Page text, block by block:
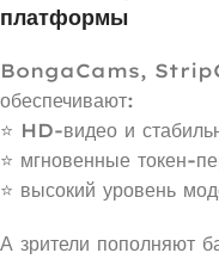
платформы
BongaCams,
обеспечивают:
⭐ HD-видео и
⭐ мгновенные токен-
⭐ высокий уровень
А зрители пополняют